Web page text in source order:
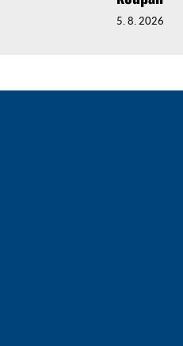
5. 8. 2026